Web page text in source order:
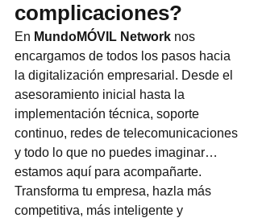
complicaciones?
En MundoMÓVIL Network nos
encargamos de todos los pasos hacia
la digitalización empresarial. Desde el
asesoramiento inicial hasta la
implementación técnica, soporte
continuo, redes de telecomunicaciones
y todo lo que no puedes imaginar…
estamos aquí para acompañarte.
Transforma tu empresa, hazla más
competitiva, más inteligente y